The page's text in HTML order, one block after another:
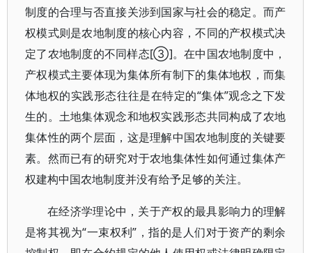
制度的合理与否直接关涉到国家与社会的稳定。而产
权模式则是农地制度的核心内容，不同的产权模式决
定了农地制度的不同样态[③]。在中国农地制度中，
产权模式主要体现为集体所有制下的集体地权，而集
体地权的实践形态往往是在特定的“集体”观念之下发
生的。土地集体观念和地权实践形态共同构成了农地
集体性的两个层面，这是理解中国农地制度的关键要
素。然而已有的研究对于农地集体性如何通过集体产
权建构中国农地制度并没有给予足够的关注。
在经济学理论中，关于产权的最具影响力的理解
是将其视为“一束权利”，指的是人们对于资产的剩余